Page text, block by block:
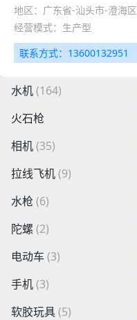
地区：广东省-汕头市-澄海区
经营模式：生产型
联系方式：13600132951
水机(164)
火石枪
相机(35)
拉线飞机(9)
水枪 (6)
陀螺 (2)
电动车 (3)
手机(3)
软胶玩具(5)